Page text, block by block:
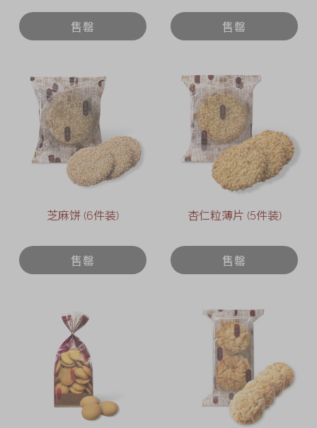
售罄 售罄
芝麻饼 (6件装)
售罄
杏仁粒薄片 (5件装)
售罄